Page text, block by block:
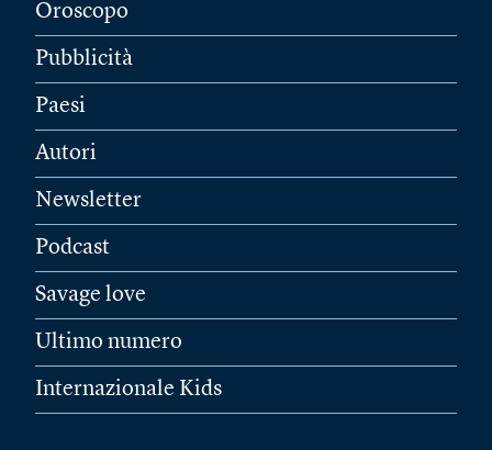
Oroscopo
Pubblicità
Paesi
Autori
Newsletter
Podcast
Savage love
Ultimo numero
Internazionale Kids